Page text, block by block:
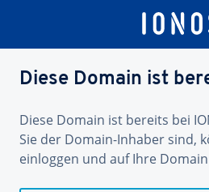
Diese Domain ist
Diese Domain ist bereits bei
Sie der Domain-Inhaber sind,
einloggen und auf Ihre